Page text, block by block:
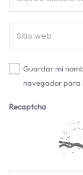
Guardar mi
navegador para
Recaptcha